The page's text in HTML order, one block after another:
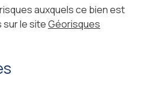
auxquels ce bien est
le siteGéorisques